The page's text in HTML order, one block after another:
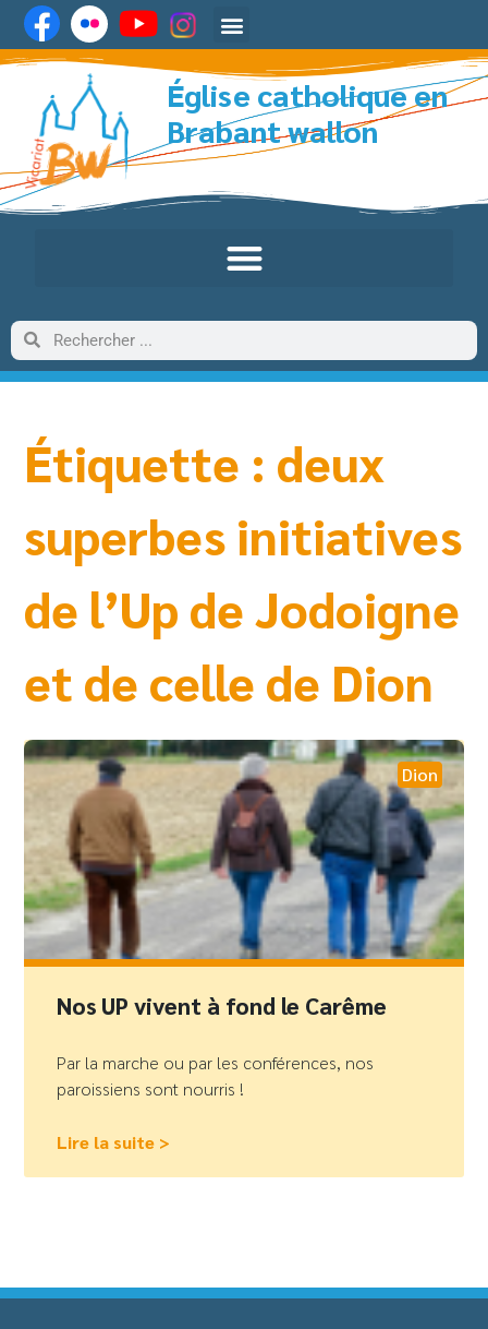
Église catholique en
Brabant wallon
Étiquette : deux
superbes initiatives
de l’Up de Jodoigne
et de celle de Dion
Dion
Nos UP vivent à fond le Carême
Par la marche ou par les conférences, nos
paroissiens sont nourris !
Lire la suite >